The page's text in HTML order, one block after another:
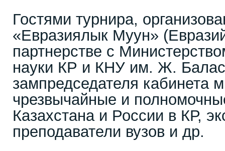
Гостями турнира,
«Евразиялык Муун»
партнерстве с
науки КР и КНУ им. Ж.
зампредседателя кабинета
чрезвычайные и
Казахстана и России в КР,
преподаватели вузов и др.